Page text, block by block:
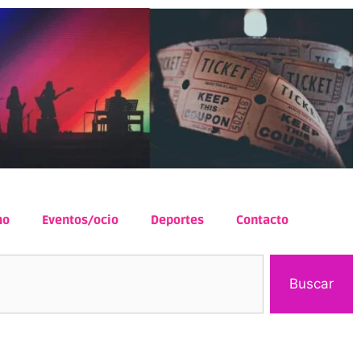
Eventos/ocio Deportes Contacto
Buscar